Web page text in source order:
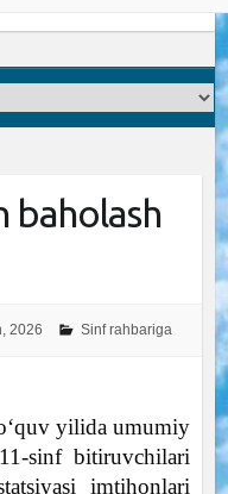
baholash
2026 Sinf rahbariga
yilida umumiy
sinf bitiruvchilari
imtihonlari